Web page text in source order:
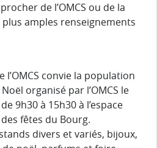
de l’OMCS ou de la
amples renseignements
l’OMCS convie la population
organisé par l’OMCS le
9h30 à 15h30 à l’espace
fêtes du Bourg.
divers et variés, bijoux,